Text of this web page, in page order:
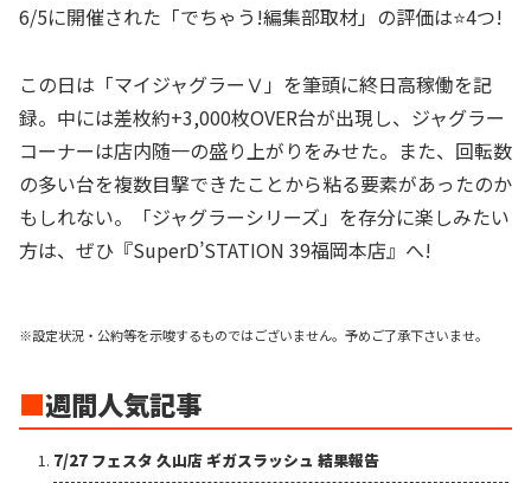
6/5に開催された「でちゃう!編集部取材」の評価は⭐️4つ!
この日は「マイジャグラーⅤ」を筆頭に終日高稼働を記
録。中には差枚約+3,000枚OVER台が出現し、ジャグラー
コーナーは店内随一の盛り上がりをみせた。また、回転数
の多い台を複数目撃できたことから粘る要素があったのか
もしれない。「ジャグラーシリーズ」を存分に楽しみたい
方は、ぜひ『SuperD’STATION 39福岡本店』へ!
※設定状況・公約等を示唆するものではございません。予めご了承下さいませ。
■週間人気記事
7/27 フェスタ 久山店 ギガスラッシュ 結果報告